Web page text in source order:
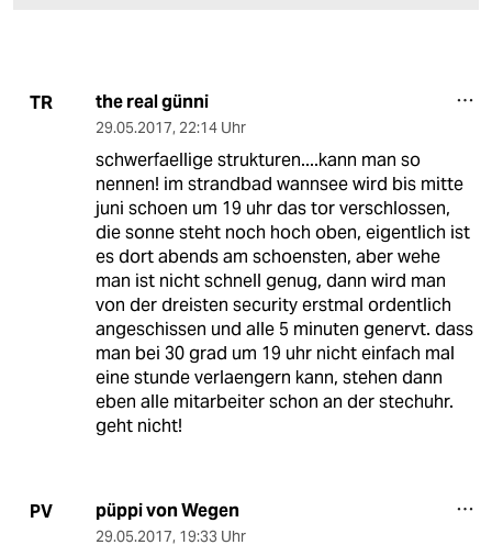
TR the real günni
29.05.2017, 22:14 Uhr
schwerfaellige strukturen....kann man so
nennen! im strandbad wannsee wird bis mitte
juni schoen um 19 uhr das tor verschlossen,
die sonne steht noch hoch oben, eigentlich ist
es dort abends am schoensten, aber wehe
man ist nicht schnell genug, dann wird man
von der dreisten security erstmal ordentlich
angeschissen und alle 5 minuten genervt. dass
man bei 30 grad um 19 uhr nicht einfach mal
eine stunde verlaengern kann, stehen dann
eben alle mitarbeiter schon an der stechuhr.
geht nicht!
PV püppi von Wegen
29.05.2017, 19:33 Uhr